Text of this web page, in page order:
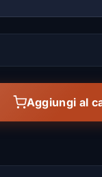
Aggiungi al